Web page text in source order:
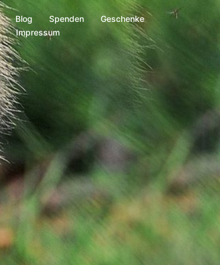
Blog Spenden
Geschenke
Impressum